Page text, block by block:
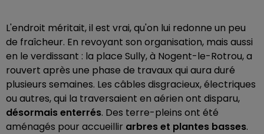
L'endroit méritait, il est vrai, qu'on lui redonne un peu
de fraîcheur. En revoyant son organisation, mais aussi
en le verdissant : la place Sully, à Nogent-le-Rotrou, a
rouvert après une phase de travaux qui aura duré
plusieurs semaines. Les câbles disgracieux, électriques
ou autres, qui la traversaient en aérien ont disparu,
désormais enterrés. Des terre-pleins ont été
aménagés pour accueillir arbres et plantes basses.